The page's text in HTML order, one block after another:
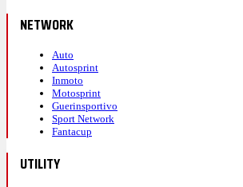
NETWORK
Auto
Autosprint
Inmoto
Motosprint
Guerinsportivo
Sport Network
Fantacup
UTILITY